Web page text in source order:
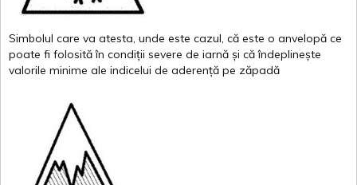
Simbolul care va atesta, unde este cazul, că este o anvelopă ce
poate fi folosită în condiții severe de iarnă și că îndeplinește
valorile minime ale indicelui de aderență pe zăpadă